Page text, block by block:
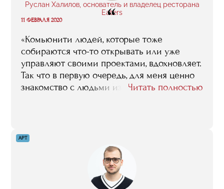
Руслан Халилов, основатель и владелец ресторана
Eaters
“
11 ФЕВРАЛЯ 2020
«Комьюнити людей, которые тоже
собираются что-то открывать или уже
управляют своими проектами, вдохновляет.
Так что в первую очередь, для меня ценно
знакомство с людьми из индустрии. Плюс я
после моей защиты в RMA, знакомый
увидел во мне специалиста и предложил
что-то открыть. Если бы я не получил
профессиональное образование, в меня не
стали бы инвестировать».
Читать полностью
АРТ